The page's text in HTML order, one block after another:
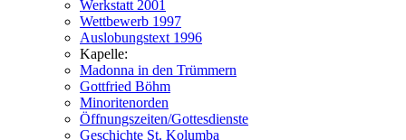
Werkstatt 2001
Wettbewerb 1997
Auslobungstext 1996
Kapelle:
Madonna in den Trümmern
Gottfried Böhm
Minoritenorden
Öffnungszeiten/Gottesdienste
Geschichte St. Kolumba